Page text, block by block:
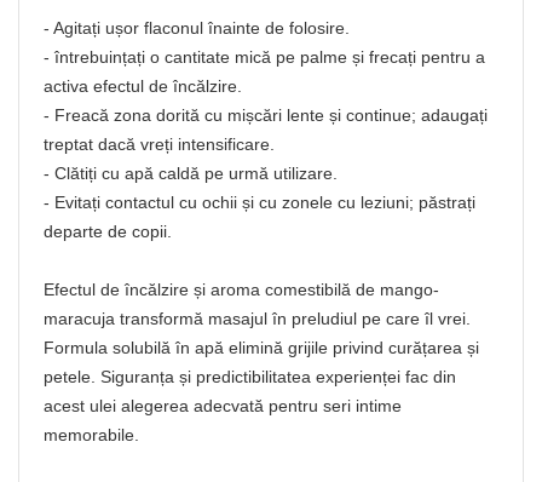
- Agitați ușor flaconul înainte de folosire.
- întrebuințați o cantitate mică pe palme și frecați pentru a
activa efectul de încălzire.
- Freacă zona dorită cu mișcări lente și continue; adaugați
treptat dacă vreți intensificare.
- Clătiți cu apă caldă pe urmă utilizare.
- Evitați contactul cu ochii și cu zonele cu leziuni; păstrați
departe de copii.
Efectul de încălzire și aroma comestibilă de mango-
maracuja transformă masajul în preludiul pe care îl vrei.
Formula solubilă în apă elimină grijile privind curățarea și
petele. Siguranța și predictibilitatea experienței fac din
acest ulei alegerea adecvată pentru seri intime
memorabile.